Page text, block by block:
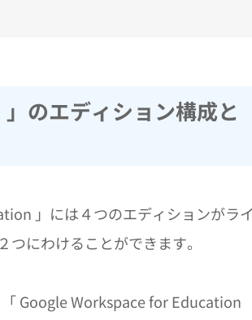
のエディション構成と
」には４つのエディションがラ
にわけることができます。
Google Workspace for Education